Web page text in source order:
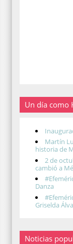
Un día como
Martín
historia de
2 de
cambió a
Danza
Griselda
Noticias